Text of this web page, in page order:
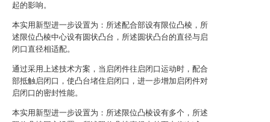
起的影响。
本实用新型进一步设置为：所述配合部设有限位凸棱，所
述限位凸棱中心设有圆状凸台，所述圆状凸台的直径与启
闭口直径相适配。
通过采用上述技术方案，当启闭件往启闭口运动时，配合
部抵触启闭口，使凸台堵住启闭口，进一步增加启闭件对
启闭口的密封性能。
本实用新型进一步设置为：所述限位凸棱设有多个，所述